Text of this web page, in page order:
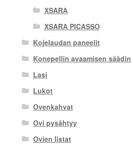
XSARA
XSARA PICASSO
Kojelaudan paneelit
Konepellin avaamisen säädin
Lasi
Lukot
Ovenkahvat
Ovi pysähtyy
Ovien listat